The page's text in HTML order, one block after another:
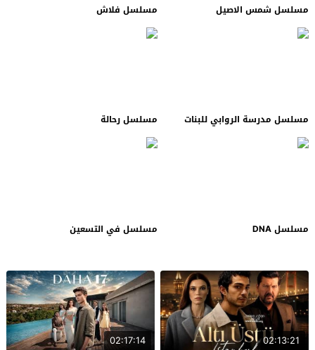
مسلسل شمس الاصيل مسلسل فلاش
مسلسل مدرسة الروابي للبنات مسلسل رحالة
مسلسل DNA مسلسل في التسعين
02:13:21
02:17:14